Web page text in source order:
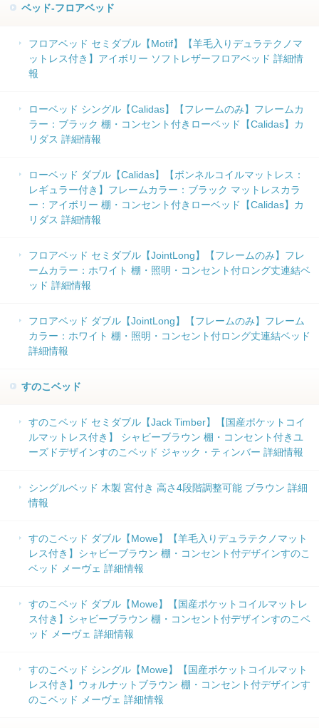
ベッド-フロアベッド
フロアベッド セミダブル【Motif】【羊毛入りデュラテクノマ
ットレス付き】アイボリー ソフトレザーフロアベッド 詳細情
報
ローベッド シングル【Calidas】【フレームのみ】フレームカ
ラー：ブラック 棚・コンセント付きローベッド【Calidas】カ
リダス 詳細情報
ローベッド ダブル【Calidas】【ボンネルコイルマットレス：
レギュラー付き】フレームカラー：ブラック マットレスカラ
ー：アイボリー 棚・コンセント付きローベッド【Calidas】カ
リダス 詳細情報
フロアベッド セミダブル【JointLong】【フレームのみ】フレ
ームカラー：ホワイト 棚・照明・コンセント付ロング丈連結ベ
ッド 詳細情報
フロアベッド ダブル【JointLong】【フレームのみ】フレーム
カラー：ホワイト 棚・照明・コンセント付ロング丈連結ベッド
詳細情報
すのこベッド
すのこベッド セミダブル【Jack Timber】【国産ポケットコイ
ルマットレス付き】 シャビーブラウン 棚・コンセント付きユ
ーズドデザインすのこベッド ジャック・ティンバー 詳細情報
シングルベッド 木製 宮付き 高さ4段階調整可能 ブラウン 詳細
情報
すのこベッド ダブル【Mowe】【羊毛入りデュラテクノマット
レス付き】シャビーブラウン 棚・コンセント付デザインすのこ
ベッド メーヴェ 詳細情報
すのこベッド ダブル【Mowe】【国産ポケットコイルマットレ
ス付き】シャビーブラウン 棚・コンセント付デザインすのこベ
ッド メーヴェ 詳細情報
すのこベッド シングル【Mowe】【国産ポケットコイルマット
レス付き】ウォルナットブラウン 棚・コンセント付デザインす
のこベッド メーヴェ 詳細情報